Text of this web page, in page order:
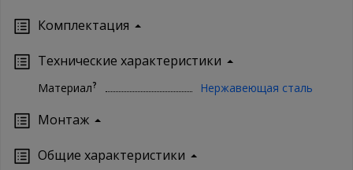
Комплектация
Технические характеристики
Материал? Нержавеющая сталь
Монтаж
Oбщие характеристики